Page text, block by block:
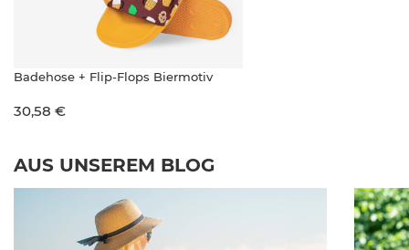
Badehose + Flip-Flops Biermotiv
30,58 €
AUS UNSEREM BLOG